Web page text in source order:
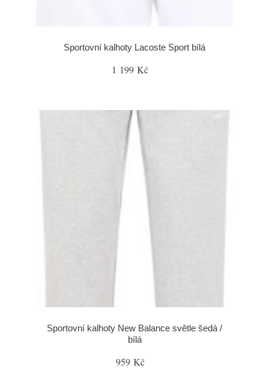
Sportovní kalhoty Lacoste Sport bílá
1 199 Kč
Sportovní kalhoty New Balance světle šedá /
bílá
959 Kč